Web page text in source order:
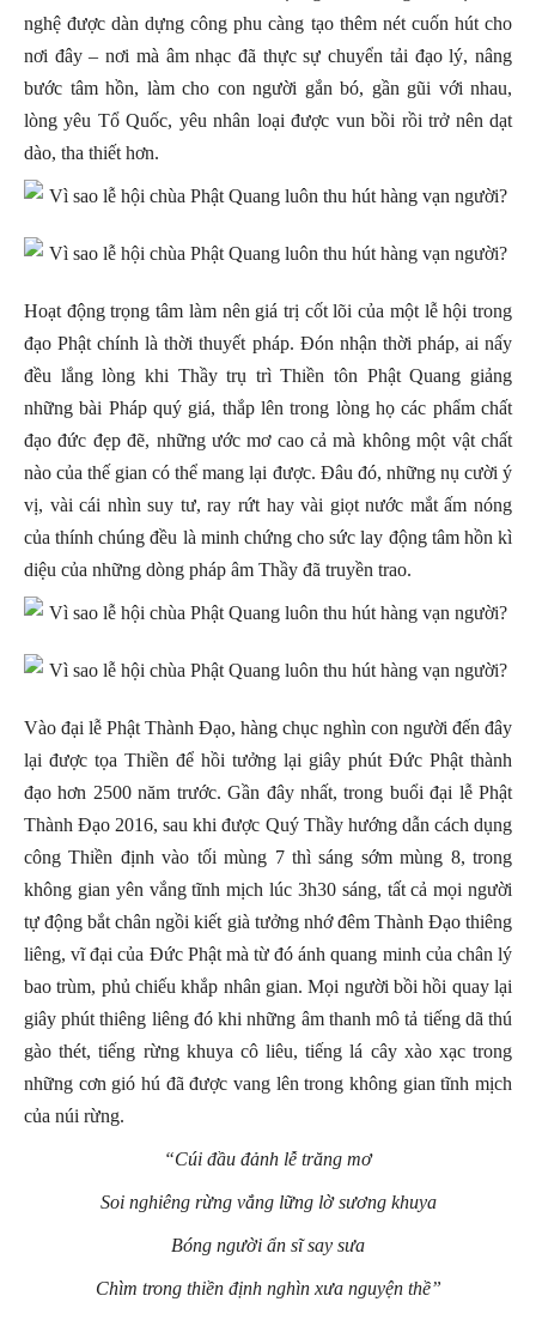
nghệ được dàn dựng công phu càng tạo thêm nét cuốn hút cho
nơi đây – nơi mà âm nhạc đã thực sự chuyển tải đạo lý, nâng
bước tâm hồn, làm cho con người gắn bó, gần gũi với nhau,
lòng yêu Tổ Quốc, yêu nhân loại được vun bồi rồi trở nên dạt
dào, tha thiết hơn.
Hoạt động trọng tâm làm nên giá trị cốt lõi của một lễ hội trong
đạo Phật chính là thời thuyết pháp. Đón nhận thời pháp, ai nấy
đều lắng lòng khi Thầy trụ trì Thiền tôn Phật Quang giảng
những bài Pháp quý giá, thắp lên trong lòng họ các phẩm chất
đạo đức đẹp đẽ, những ước mơ cao cả mà không một vật chất
nào của thế gian có thể mang lại được. Đâu đó, những nụ cười ý
vị, vài cái nhìn suy tư, ray rứt hay vài giọt nước mắt ấm nóng
của thính chúng đều là minh chứng cho sức lay động tâm hồn kì
diệu của những dòng pháp âm Thầy đã truyền trao.
Vào đại lễ Phật Thành Đạo, hàng chục nghìn con người đến đây
lại được tọa Thiền để hồi tưởng lại giây phút Đức Phật thành
đạo hơn 2500 năm trước. Gần đây nhất, trong buổi đại lễ Phật
Thành Đạo 2016, sau khi được Quý Thầy hướng dẫn cách dụng
công Thiền định vào tối mùng 7 thì sáng sớm mùng 8, trong
không gian yên vắng tĩnh mịch lúc 3h30 sáng, tất cả mọi người
tự động bắt chân ngồi kiết già tưởng nhớ đêm Thành Đạo thiêng
liêng, vĩ đại của Đức Phật mà từ đó ánh quang minh của chân lý
bao trùm, phủ chiếu khắp nhân gian. Mọi người bồi hồi quay lại
giây phút thiêng liêng đó khi những âm thanh mô tả tiếng dã thú
gào thét, tiếng rừng khuya cô liêu, tiếng lá cây xào xạc trong
những cơn gió hú đã được vang lên trong không gian tĩnh mịch
của núi rừng.
“Cúi đầu đảnh lễ trăng mơ
Soi nghiêng rừng vắng lững lờ sương khuya
Bóng người ẩn sĩ say sưa
Chìm trong thiền định nghìn xưa nguyện thề”